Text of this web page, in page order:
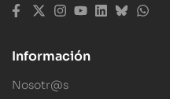
Información
Nosotr@s